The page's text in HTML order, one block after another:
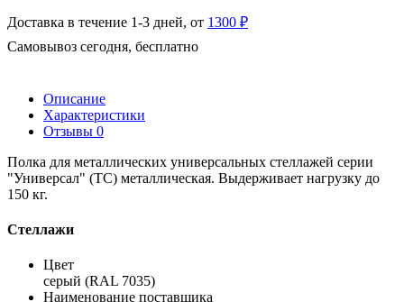
Доставка в течение 1-3 дней, от 1300 ₽
Самовывоз сегодня, бесплатно
Описание
Характеристики
Отзывы 0
Полка для металлических универсальных стеллажей серии
"Универсал" (ТС) металлическая. Выдерживает нагрузку до
150 кг.
Стеллажи
Цвет
серый (RAL 7035)
Наименование поставщика